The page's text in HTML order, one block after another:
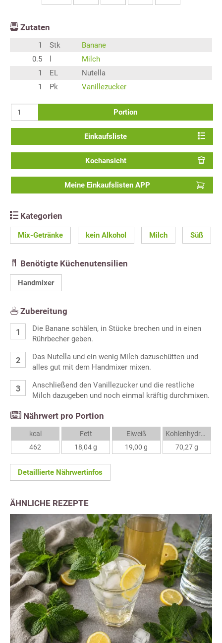
Zutaten
1 Stk
Banane
0.5
Milch
1
EL
Nutella
1
Pk Vanillezucker
Portion
Einkaufsliste
Kochansicht
Meine Einkaufslisten APP
Kategorien
Mix-Getränke kein Alkohol Milch Süß
Benötigte Küchenutensilien
Handmixer
Zubereitung
Die Banane schälen, in Stücke brechen und in einen
Rührbecher geben.
Das Nutella und ein wenig Milch dazuschütten und
alles gut mit dem Handmixer mixen.
Anschließend den Vanillezucker und die restliche
Milch dazugeben und noch einmal kräftig durchmixen.
Nährwert pro Portion
kcal
462
Fett
18,04 g
Eiweiß
19,00 g
Kohlenhydrate
70,27 g
Detaillierte Nährwertinfos
ÄHNLICHE REZEPTE